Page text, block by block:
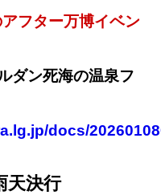
フター万博イベン
ダン死海の温泉フ
docs/
天決行